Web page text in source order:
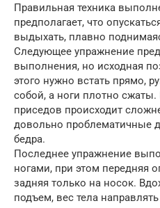
Правильная техника
предполагает, что
выдыхать, плавно
Следующее упражнение
выполнения, но исходная
этого нужно встать прямо,
собой, а ноги плотно
приседов происходит
довольно проблематичные
бедра.
Последнее упражнение
ногами, при этом передняя
задняя только на носок.
подъем, вес тела